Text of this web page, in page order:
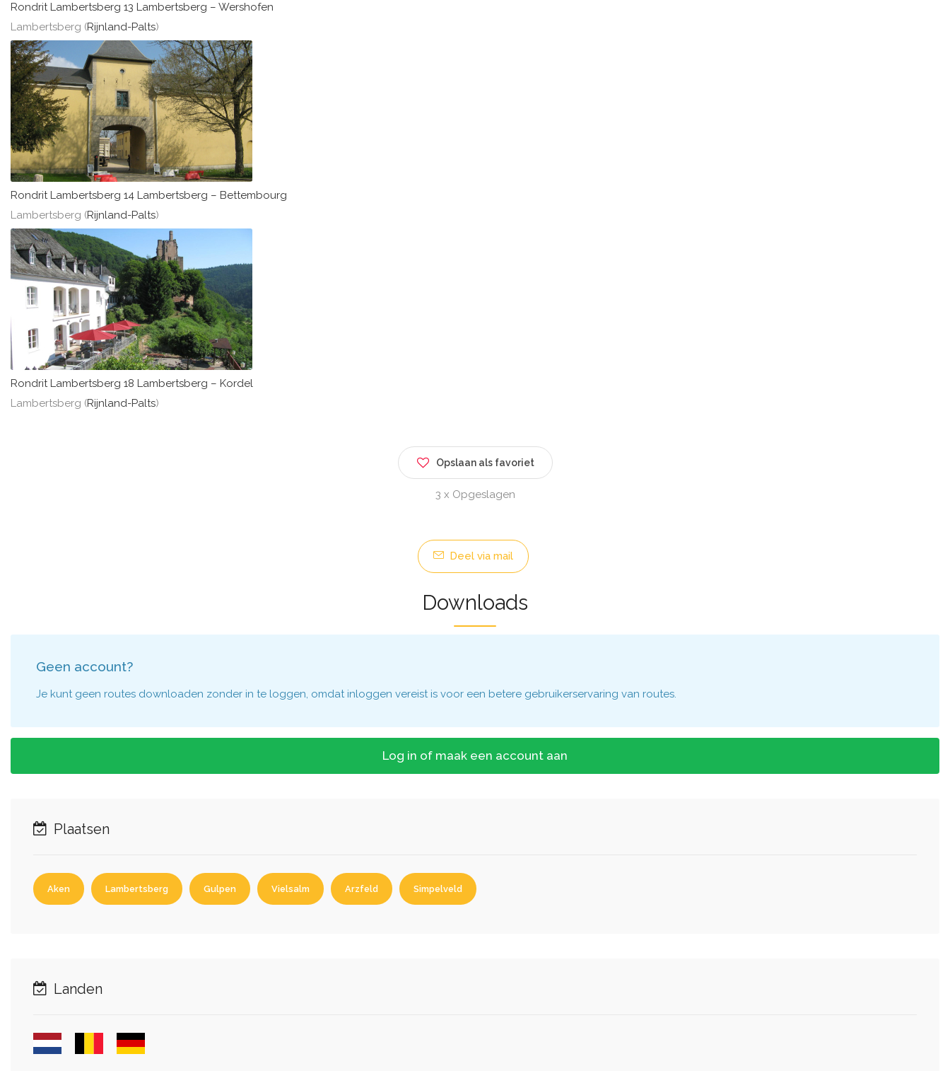
Rondrit Lambertsberg 13 Lambertsberg – Wershofen
Lambertsberg (Rijnland-Palts)
Rondrit Lambertsberg 14 Lambertsberg – Bettembourg
Lambertsberg (Rijnland-Palts)
Rondrit Lambertsberg 18 Lambertsberg – Kordel
Lambertsberg (Rijnland-Palts)
Opslaan als favoriet
3 x Opgeslagen
Deel via mail
Downloads
Geen account?
Je kunt geen routes downloaden zonder in te loggen, omdat inloggen vereist is voor een betere gebruikerservaring van routes.
Log in of maak een account aan
Plaatsen
Aken Lambertsberg Gulpen Vielsalm Arzfeld Simpelveld
Landen